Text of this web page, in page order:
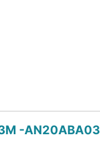
3M -AN20ABA03